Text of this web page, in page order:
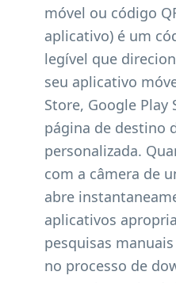
móvel ou código
aplicativo) é um
legível que
seu aplicativo
Store, Google Play
página de destino
personalizada.
com a câmera de
abre
aplicativos
pesquisas
no processo de